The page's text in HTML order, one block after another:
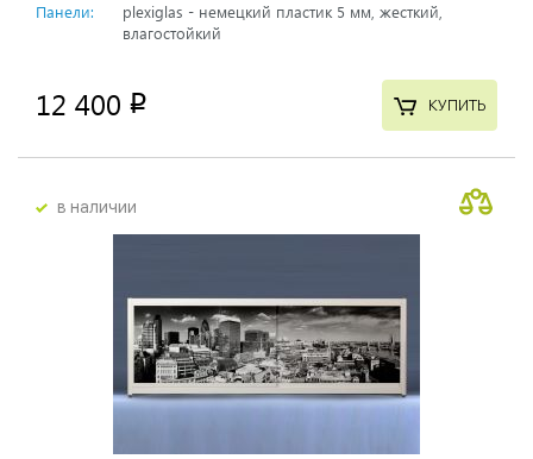
Панели:
plexiglas - немецкий пластик 5 мм, жесткий,
влагостойкий
12 400 p КУПИТЬ
в наличии